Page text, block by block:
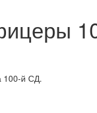
100-й СД.